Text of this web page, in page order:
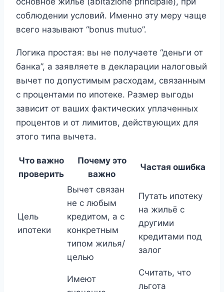
соблюдении условий. Именно эту меру чаще
всего называют “bonus mutuo”.
Логика простая: вы не получаете “деньги от
банка”, а заявляете в декларации налоговый
вычет по допустимым расходам, связанным
с процентами по ипотеке. Размер выгоды
зависит от ваших фактических уплаченных
процентов и от лимитов, действующих для
этого типа вычета.
Что важно
проверить
Почему это
важно
Частая ошибка
Цель
ипотеки
Вычет связан
не с любым
кредитом, а с
конкретным
типом жилья/
целью
Путать ипотеку
на жильё с
другими
кредитами под
залог
Имеют
Считать, что
льгота